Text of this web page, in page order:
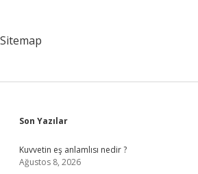
Sitemap
Sidebar
Son Yazılar
Kuvvetin eş anlamlısı nedir ?
Ağustos 8, 2026